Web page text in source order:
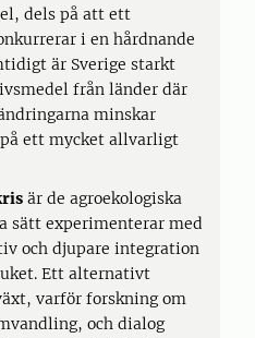
dels på att ett
i en hårdnande
är Sverige starkt
från länder där
minskar
ett mycket allvarligt
är de agroekologiska
sätt experimenterar med
och djupare integration
Ett alternativt
varför forskning om
och dialog